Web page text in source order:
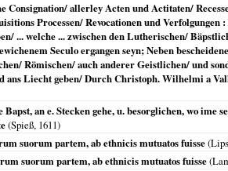
allerley Acten und Actitaten/
Processen/ Revocationen und
... welche ... zwischen den Lutherischen/
Seculo ergangen seyn; Neben
Römischen/ auch anderer Geistlichen/ und
ans Liecht geben/ Durch Christoph. Wilhelmi a
an e. Stecken gehe, u. besorglichen, wo ime
(Spieß, 1611)
suorum partem, ab ethnicis mutuatos fuisse(
suorum partem, ab ethnicis mutuatos fuisse